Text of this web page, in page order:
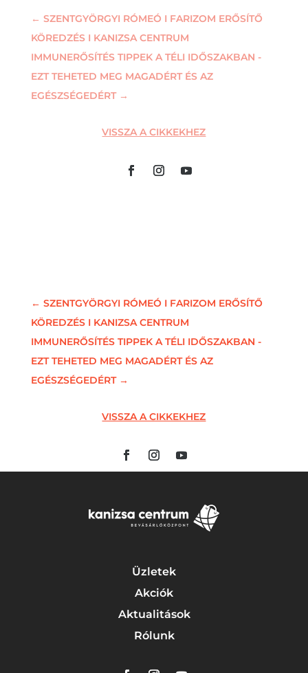
← SZENTGYÖRGYI RÓMEÓ I FARIZOM ERŐSÍTŐ
KÖREDZÉS I KANIZSA CENTRUM
IMMUNERŐSÍTÉS TIPPEK A TÉLI IDŐSZAKBAN -
EZT TEHETED MEG MAGADÉRT ÉS AZ
EGÉSZSÉGEDÉRT→
VISSZA A CIKKEKHEZ
← SZENTGYÖRGYI RÓMEÓ I FARIZOM ERŐSÍTŐ
KÖREDZÉS I KANIZSA CENTRUM
IMMUNERŐSÍTÉS TIPPEK A TÉLI IDŐSZAKBAN -
EZT TEHETED MEG MAGADÉRT ÉS AZ
EGÉSZSÉGEDÉRT→
VISSZA A CIKKEKHEZ
Üzletek
Akciók
Aktualitások
Rólunk